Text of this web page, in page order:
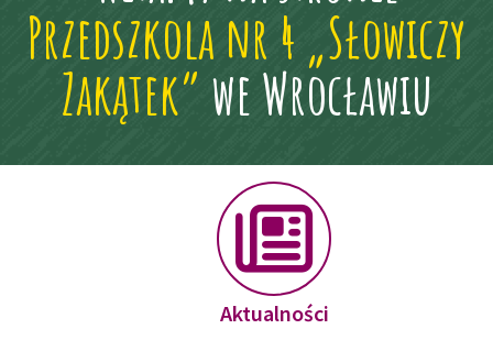
Przedszkola nr 4 „Słowiczy
Zakątek” we Wrocławiu
Aktualności